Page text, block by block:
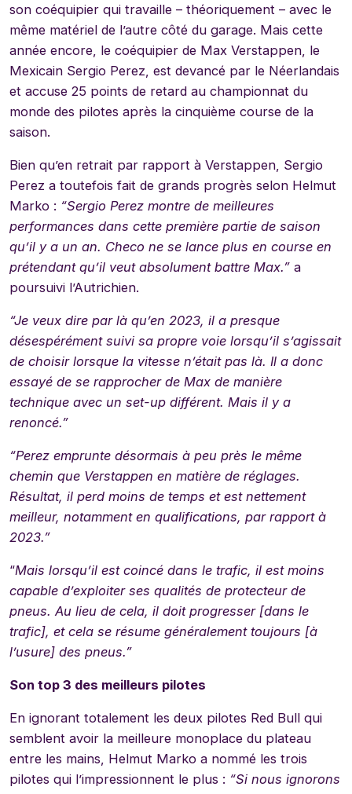
son coéquipier qui travaille – théoriquement – avec le
même matériel de l’autre côté du garage. Mais cette
année encore, le coéquipier de Max Verstappen, le
Mexicain Sergio Perez, est devancé par le Néerlandais
et accuse 25 points de retard au championnat du
monde des pilotes après la cinquième course de la
saison.
Bien qu’en retrait par rapport à Verstappen, Sergio
Perez a toutefois fait de grands progrès selon Helmut
Marko : “Sergio Perez montre de meilleures
performances dans cette première partie de saison
qu’il y a un an. Checo ne se lance plus en course en
prétendant qu’il veut absolument battre Max.” a
poursuivi l’Autrichien.
“Je veux dire par là qu’en 2023, il a presque
désespérément suivi sa propre voie lorsqu’il s’agissait
de choisir lorsque la vitesse n’était pas là. Il a donc
essayé de se rapprocher de Max de manière
technique avec un set-up différent. Mais il y a
renoncé.”
“Perez emprunte désormais à peu près le même
chemin que Verstappen en matière de réglages.
Résultat, il perd moins de temps et est nettement
meilleur, notamment en qualifications, par rapport à
2023.”
“Mais lorsqu’il est coincé dans le trafic, il est moins
capable d’exploiter ses qualités de protecteur de
pneus. Au lieu de cela, il doit progresser [dans le
trafic], et cela se résume généralement toujours [à
l’usure] des pneus.”
Son top 3 des meilleurs pilotes
En ignorant totalement les deux pilotes Red Bull qui
semblent avoir la meilleure monoplace du plateau
entre les mains, Helmut Marko a nommé les trois
pilotes qui l’impressionnent le plus : “Si nous ignorons